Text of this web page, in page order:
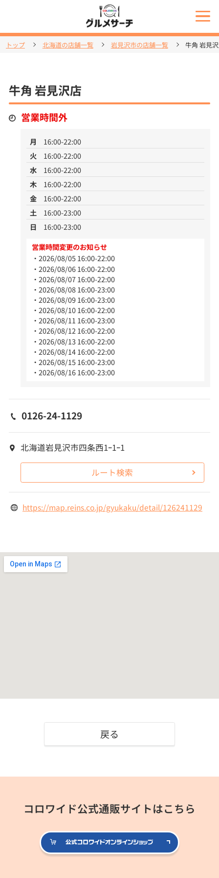
トップ 北海道の店舗一覧 岩見沢市の店舗一覧 牛角 岩見
牛角 岩見沢店
営業時間外
月
16:00-22:00
火
16:00-22:00
水
16:00-22:00
木
16:00-22:00
金
16:00-22:00
土
16:00-23:00
日
16:00-23:00
営業時間変更のお知らせ
2026/08/05 16:00-22:00
2026/08/06 16:00-22:00
2026/08/07 16:00-22:00
2026/08/08 16:00-23:00
2026/08/09 16:00-23:00
2026/08/10 16:00-22:00
2026/08/11 16:00-23:00
2026/08/12 16:00-22:00
2026/08/13 16:00-22:00
2026/08/14 16:00-22:00
2026/08/15 16:00-23:00
2026/08/16 16:00-23:00
0126-24-1129
北海道岩見沢市四条西1ｰ1ｰ1
ルート検索
https://map.reins.co.jp/gyukaku/detail/126241129
戻る
コロワイド公式通販サイトはこちら
公式コロ